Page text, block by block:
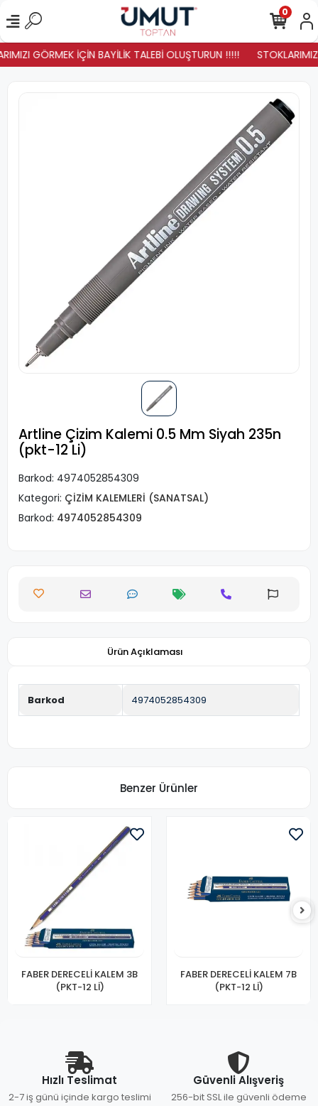
GÖRMEK İÇİN BAYİLİK TALEBİ OLUŞTURUN !!!!!
0
Artline Çizim Kalemi 0.5 Mm Siyah 235n
(pkt-12 Li)
Barkod: 4974052854309
Kategori: ÇİZİM KALEMLERİ (SANATSAL)
Barkod: 4974052854309
Ürün Açıklaması
Barkod 4974052854309
Benzer Ürünler
FABER DERECELİ KALEM 3B
(PKT-12 Lİ)
FABER DERECELİ KALEM 7B
(PKT-12 Lİ)
Hızlı Teslimat
2-7 iş günü içinde kargo teslimi
Güvenli Alışveriş
256-bit SSL ile güvenli ödeme